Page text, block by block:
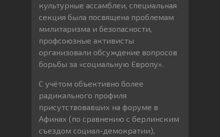
культурные ассамблеи, специальная
секция была посвящена проблемам
милитаризма и безопасности,
профсоюзные активисты
организовали обсуждение вопросов
борьбы за «социальную Европу».
С учётом объективно более
радикального профиля
присутствовавших на форуме в
Афинах (по сравнению с берлинским
съездом социал-демократии),